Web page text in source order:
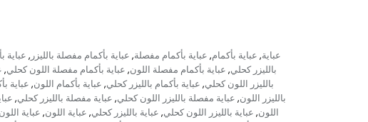
عباية, عباية بأكمام, عباية بأكمام مفصلة, عباية بأكمام مفصلة بالليزر , عباية
بالليزر كحلي, عباية بأكمام مفصلة اللون, عباية بأكمام مفصلة اللون كحلي,
بالليزر اللون كحلي, عباية بأكمام بالليزر كحلي, عباية بأكمام اللون, عباية
بالليزر اللون, عباية مفصلة بالليزر اللون كحلي, عباية مفصلة بالليزر كحلي,
اللون, عباية بالليزر اللون كحلي, عباية بالليزر كحلي, عباية اللون, عباية